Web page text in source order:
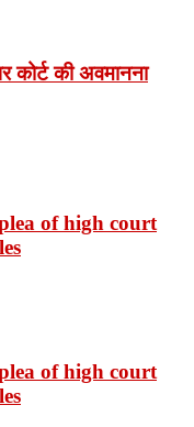
कोर्ट की अवमानना
of high court
of high court